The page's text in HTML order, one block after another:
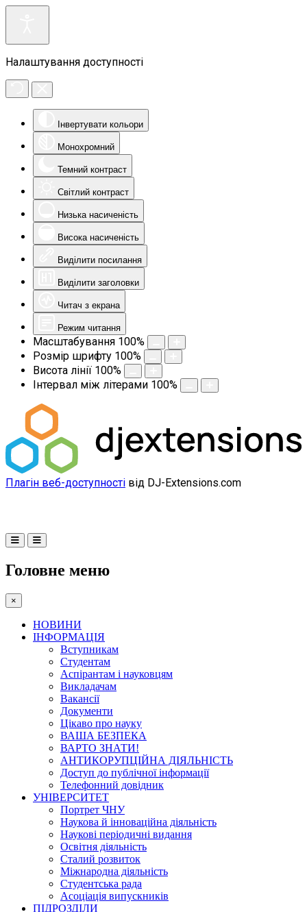
Налаштування доступності
Інвертувати кольори
Монохромний
Темний контраст
Світлий контраст
Низька насиченість
Висока насиченість
Виділити посилання
Виділити заголовки
Читач з екрана
Режим читання
Масштабування 100%
Розмір шрифту 100%
Висота лінії 100%
Інтервал між літерами 100%
Плагін веб-доступності від DJ-Extensions.com
Головне меню
×
НОВИНИ
ІНФОРМАЦІЯ
Вступникам
Студентам
Аспірантам і науковцям
Викладачам
Вакансії
Документи
Цікаво про науку
ВАША БЕЗПЕКА
ВАРТО ЗНАТИ!
АНТИКОРУПЦІЙНА ДІЯЛЬНІСТЬ
Доступ до публічної інформації
Телефонний довідник
УНІВЕРСИТЕТ
Портрет ЧНУ
Наукова й інноваційна діяльність
Наукові періодичні видання
Освітня діяльність
Сталий розвиток
Міжнародна діяльність
Студентська рада
Асоціація випускників
ПІДРОЗДІЛИ